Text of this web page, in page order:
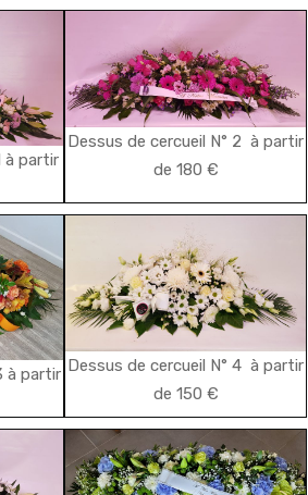
à partir
Dessus de cercueil N° 2 à partir
de 180 €
à partir Dessus de cercueil N° 4 à partir
de 150 €